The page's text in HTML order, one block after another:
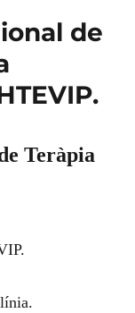
de
Teràpia